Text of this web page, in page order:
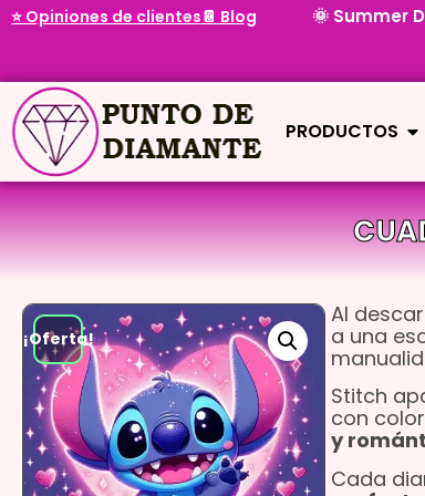
⭐ Opiniones de clientes📔 Blog 🌞 Summer
PRODUCTOS
¡Oferta!
Al
a una
Stitch
con
y
Cada